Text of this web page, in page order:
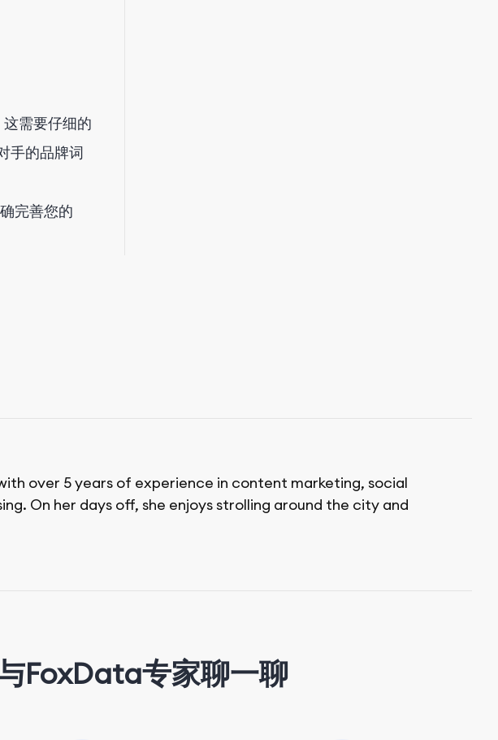
需要仔细的
手的品牌词
完善您的
over 5 years of experience in content marketing, social
On her days off, she enjoys strolling around the city and
FoxData专家聊一聊